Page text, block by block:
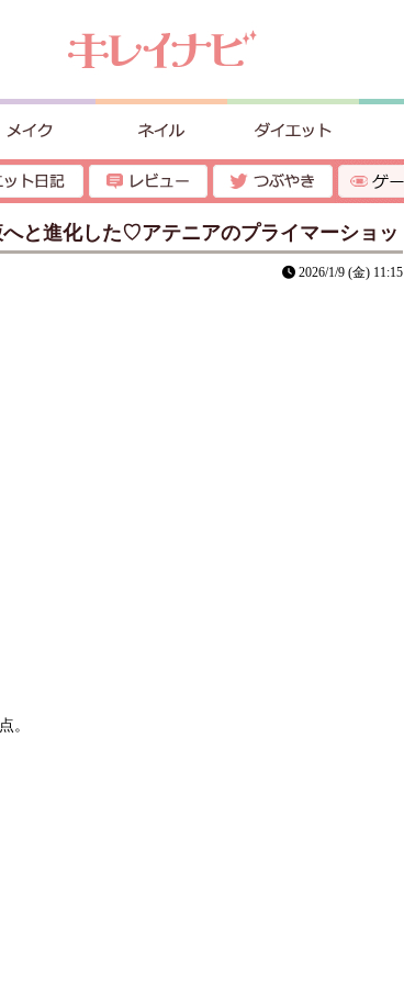
と進化した♡アテニアのプライマーショッ
2026/1/9 (金) 11:15
。